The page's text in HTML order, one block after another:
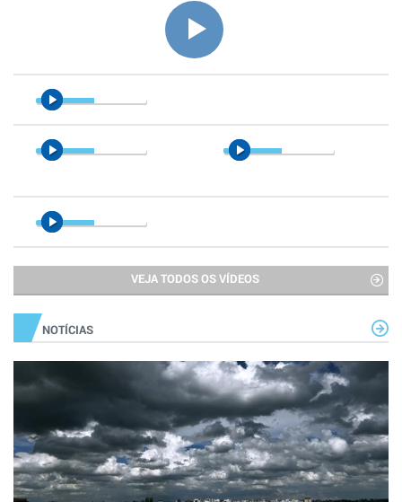
VEJA TODOS OS VÍDEOS
NOTÍCIAS